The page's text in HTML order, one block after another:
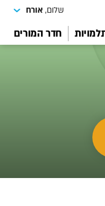
שלום,אורח
חדר המורים